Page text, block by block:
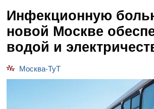
Инфекционную
новой Москве
водой и
Москва-ТуТ